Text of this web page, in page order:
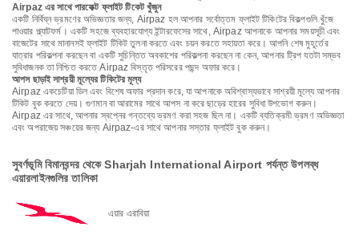
Airpaz এর সাথে পারফেক্ট ফ্লাইট টিকেট খুঁজুন
একটি নির্বিঘ্ন ভ্রমণের অভিজ্ঞতার জন্য, Airpaz হল আপনার সর্বোত্তম ফ্লাইট টিকিটের বিকল্পগুলি খুঁজে
পাওয়ার প্ল্যাটফর্ম। একটি সহজে ব্যবহারযোগ্য ইন্টারফেসের সাথে, Airpaz আপনাকে আপনার সময়সূচী এবং
বাজেটের সাথে মানানসই ফ্লাইট টিকিট তুলনা করতে এবং চয়ন করতে সহায়তা করে। আপনি শেষ মুহূর্তের
যাত্রার পরিকল্পনা করছেন বা একটি সুচিন্তিত অবকাশের পরিকল্পনা করছেন না কেন, আপনার ট্রিপ যতটা সম্ভব
সুবিধাজনক তা নিশ্চিত করতে Airpaz বিস্তৃত পরিসরের পছন্দ অফার করে।
আপস ছাড়াই সাশ্রয়ী মূল্যের টিকিটের মূল্য
Airpaz একচেটিয়া ডিল এবং বিশেষ অফার প্রদান করে, যা আপনাকে অবিশ্বাস্যভাবে সাশ্রয়ী মূল্যে আপনার
টিকিট বুক করতে দেয়। গুণমান বা আরামের সাথে আপস না করে ছাড়ের হারের সুবিধা উপভোগ করুন।
Airpaz এর সাথে, আপনার স্বপ্নের গন্তব্যে ভ্রমণ করা সহজ ছিল না। একটি ব্যতিক্রমী ভ্রমণ অভিজ্ঞতা
এবং অপরাজেয় সঞ্চয়ের জন্য Airpaz-এর সাথে আপনার সস্তার ফ্লাইট বুক করুন।
সুবর্ণভূমি বিমানবন্দর থেকে Sharjah International Airport পর্যন্ত উপলব্ধ
এয়ারলাইনগুলির তালিকা
এয়ার এরাবিয়া